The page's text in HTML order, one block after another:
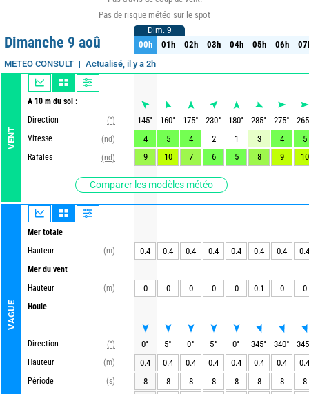
Pas de risque météo sur le spot
Dimanche 9 aoû
METEO CONSULT Actualisé, il y a 2h
VENT
A 10 m du sol :
Direction
(°)
Vitesse
(nd)
Rafales
(nd)
Comparer les modèles météo
VAGUE
Mer totale
Hauteur
(m)
Mer du vent
Hauteur
(m)
Houle
Direction
(°)
Hauteur
(m)
Période
(s)
Dim. 9
00h 01h 02h 03h 04h 05h 06h
Dim. 9
00h 01h 02h 03h 04h 05h 06h
145° 160° 175° 230° 180° 285° 275°
265
4
5 4 2 1 3 4
5
9
10 7 6 5 8 9 10
0.4 0.4 0.4 0.4 0.4 0.4 0.4 0.4
0 0 0 0 0 0.1 0 0
0° 5° 0° 5° 0° 345° 340°
345
0.4
0.4 0.4 0.4 0.4 0.4 0.4
0.4
8
8 8 8 8 8 8
8